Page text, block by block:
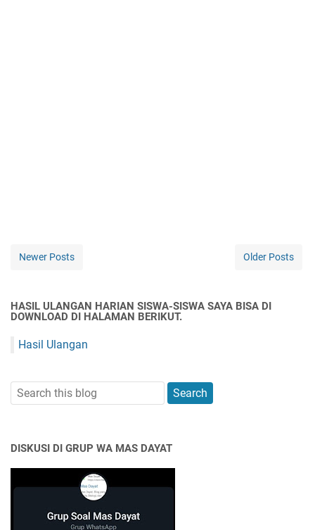
Newer Posts Older Posts
HASIL ULANGAN HARIAN SISWA-SISWA SAYA BISA DI
DOWNLOAD DI HALAMAN BERIKUT.
Hasil Ulangan
DISKUSI DI GRUP WA MAS DAYAT